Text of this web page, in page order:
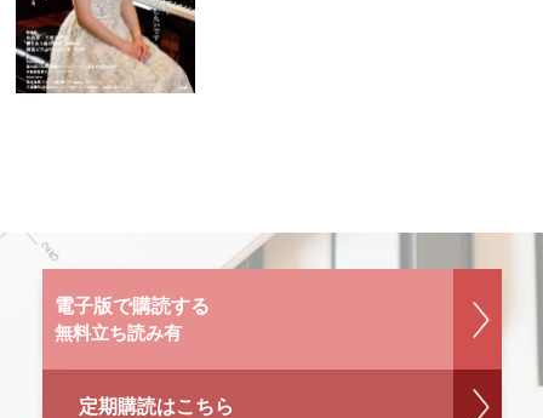
電子版で購読する
無料立ち読み有
定期購読はこちら